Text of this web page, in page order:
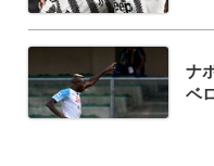
ナ
ベ